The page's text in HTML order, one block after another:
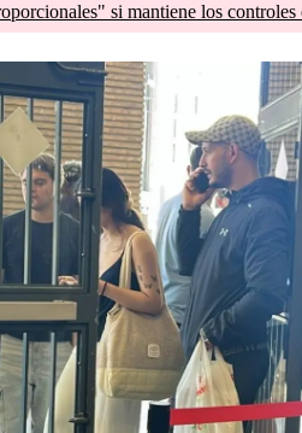
si mantiene los controles